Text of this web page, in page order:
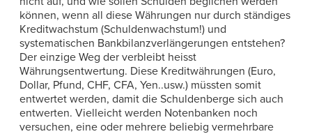
können, wenn all diese Währungen nur durch ständiges
Kreditwachstum (Schuldenwachstum!) und
systematischen Bankbilanzverlängerungen entstehen?
Der einzige Weg der verbleibt heisst
Währungsentwertung. Diese Kreditwährungen (Euro,
Dollar, Pfund, CHF, CFA, Yen..usw.) müssten somit
entwertet werden, damit die Schuldenberge sich auch
entwerten. Vielleicht werden Notenbanken noch
versuchen, eine oder mehrere beliebig vermehrbare